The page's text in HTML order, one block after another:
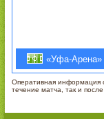
«Уфа-Арена»
Оперативная информация
течение матча, так и после